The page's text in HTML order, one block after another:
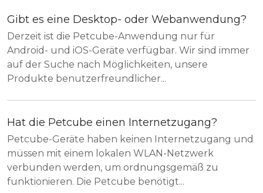
Gibt es eine Desktop- oder Webanwendung?
Derzeit ist die Petcube-Anwendung nur für
Android- und iOS-Geräte verfügbar. Wir sind immer
auf der Suche nach Möglichkeiten, unsere
Produkte benutzerfreundlicher...
Hat die Petcube einen Internetzugang?
Petcube-Geräte haben keinen Internetzugang und
müssen mit einem lokalen WLAN-Netzwerk
verbunden werden, um ordnungsgemäß zu
funktionieren. Die Petcube benötigt...